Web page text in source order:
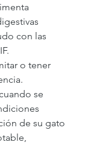
con las
o tener
se
de su gato